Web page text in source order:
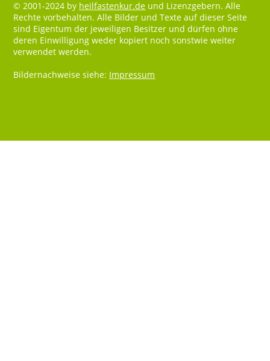
© 2001-2024 by heilfastenkur.de und Lizenzgebern. Alle
Rechte vorbehalten. Alle Bilder und Texte auf dieser Seite
sind Eigentum der jeweiligen Besitzer und dürfen ohne
deren Einwilligung weder kopiert noch sonstwie weiter
verwendet werden.
Bildernachweise siehe: Impressum